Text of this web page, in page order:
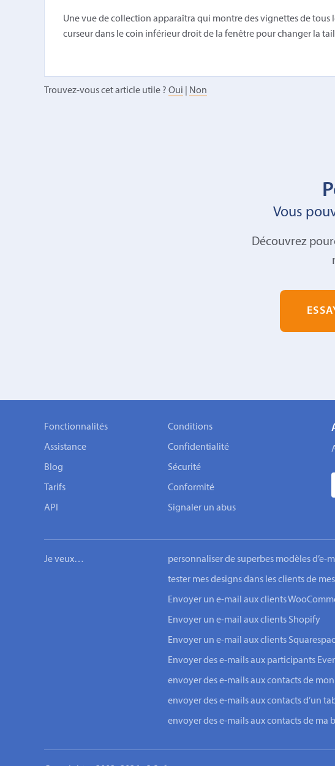
Une vue de collection apparaîtra qui montre des vignettes de tous
curseur dans le coin inférieur droit de la fenêtre pour changer la
Trouvez-vous cet article utile ? Oui Non
Vous
Découvrez
Fonctionnalités
Assistance
Blog
Tarifs
API
Conditions
Confidentialité
Sécurité
Conformité
Signaler un abus
Je veux… personnaliser de superbes modèles d’e-
tester mes designs dans les clients de
Envoyer un e-mail aux clients
Envoyer un e-mail aux clients Shopify
Envoyer un e-mail aux clients
Envoyer des e-mails aux participants
envoyer des e-mails aux contacts de
envoyer des e-mails aux contacts d’un
envoyer des e-mails aux contacts de ma